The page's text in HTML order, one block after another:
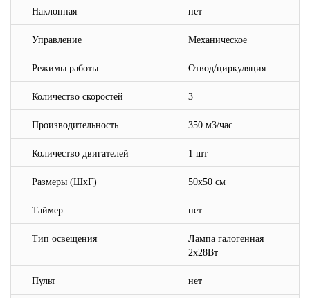
Наклонная нет
Управление Механическое
Режимы работы Отвод/циркуляция
Количество скоростей 3
Производительность 350 м3/час
Количество двигателей 1 шт
Размеры (ШхГ) 50х50 см
Таймер нет
Тип освещения
Лампа галогенная
2х28Вт
Пульт нет